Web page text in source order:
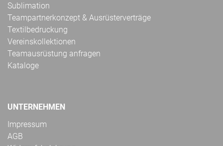
Sublimation
Teampartnerkonzept & Ausrüsterverträge
Textilbedruckung
Vereinskollektionen
Teamausrüstung anfragen
Kataloge
UNTERNEHMEN
Impressum
AGB